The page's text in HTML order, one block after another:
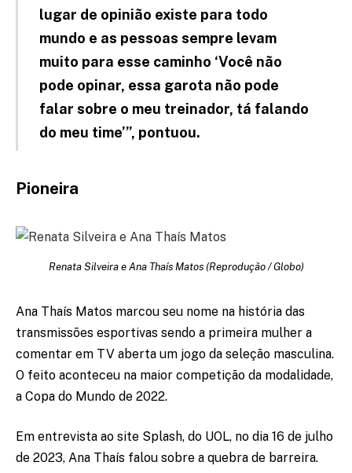
lugar de opinião existe para todo
mundo e as pessoas sempre levam
muito para esse caminho ‘Você não
pode opinar, essa garota não pode
falar sobre o meu treinador, tá falando
do meu time’”, pontuou.
Pioneira
Renata Silveira e Ana Thaís Matos (Reprodução / Globo)
Ana Thaís Matos marcou seu nome na história das
transmissões esportivas sendo a primeira mulher a
comentar em TV aberta um jogo da seleção masculina.
O feito aconteceu na maior competição da modalidade,
a Copa do Mundo de 2022.
Em entrevista ao site Splash, do UOL, no dia 16 de julho
de 2023, Ana Thaís falou sobre a quebra de barreira.